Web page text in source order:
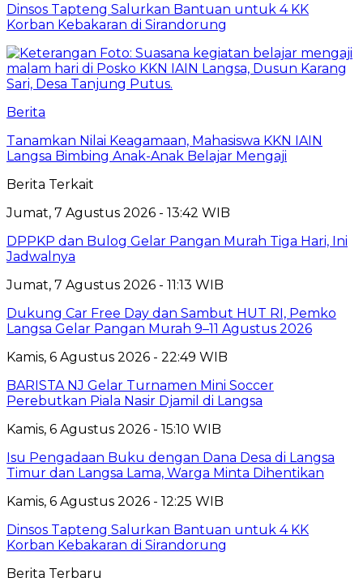
Dinsos Tapteng Salurkan Bantuan untuk 4 KK
Korban Kebakaran di Sirandorung
Berita
Tanamkan Nilai Keagamaan, Mahasiswa KKN IAIN
Langsa Bimbing Anak-Anak Belajar Mengaji
Berita Terkait
Jumat, 7 Agustus 2026 - 13:42 WIB
DPPKP dan Bulog Gelar Pangan Murah Tiga Hari, Ini
Jadwalnya
Jumat, 7 Agustus 2026 - 11:13 WIB
Dukung Car Free Day dan Sambut HUT RI, Pemko
Langsa Gelar Pangan Murah 9–11 Agustus 2026
Kamis, 6 Agustus 2026 - 22:49 WIB
BARISTA NJ Gelar Turnamen Mini Soccer
Perebutkan Piala Nasir Djamil di Langsa
Kamis, 6 Agustus 2026 - 15:10 WIB
Isu Pengadaan Buku dengan Dana Desa di Langsa
Timur dan Langsa Lama, Warga Minta Dihentikan
Kamis, 6 Agustus 2026 - 12:25 WIB
Dinsos Tapteng Salurkan Bantuan untuk 4 KK
Korban Kebakaran di Sirandorung
Berita Terbaru